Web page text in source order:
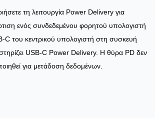
τη λειτουργία Power Delivery για
ενός συνδεδεμένου φορητού υπολογιστή
του κεντρικού υπολογιστή στη συσκευή
USB-C Power Delivery. Η θύρα PD δεν
για μετάδοση δεδομένων.